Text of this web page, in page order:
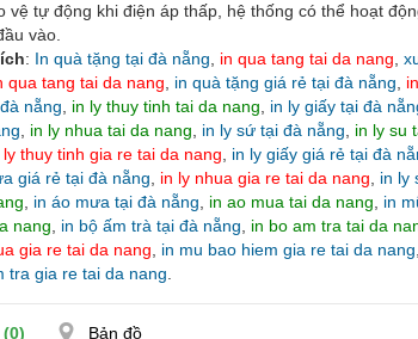
vệ tự động khi điện áp thấp, hệ thống có thể hoạt
vào.
: In quà tặng tại đà nẵng in qua tang tai da nang
qua tang tai da nang in quà tặng giá rẻ tại đà nẵng
nẵng
in ly thuy tinh tai da nang in ly giấy tại đà
in ly nhua tai da nang in ly sứ tại đà nẵng in ly su
ly thuy tinh gia re tai da nang in ly giấy giá rẻ tại đà
giá rẻ tại đà nẵng in ly nhua gia re tai da nang in ly
in áo mưa tại đà nẵng in ao mua tai da nang in
nang
in bộ ấm trà tại đà nẵng in bo am tra tai da
gia re tai da nang in mu bao hiem gia re tai da nang
tra gia re tai da nang
(0) Bản đồ
thuê xe du